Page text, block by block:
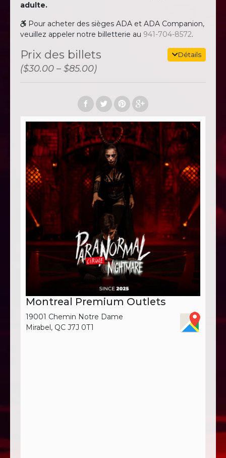
adulte.
Pour acheter des sièges ADA et ADA Companion,
veuillez appeler notre billetterie au 941-704-8572.
Détails
Prix ​​des billets
($30.00 – $85.00)
Montreal Premium Outlets
19001 Chemin Notre Dame
Mirabel, QC J7J 0T1